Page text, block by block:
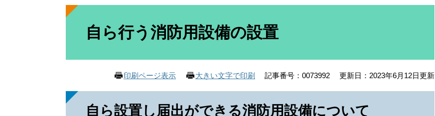
本
自ら行う消防用設備の設置
印刷ページ表示 大きい文字で印刷 記事番号：0073992 更新日：2023年6月12日更新
自ら設置し届出ができる消防用設備について